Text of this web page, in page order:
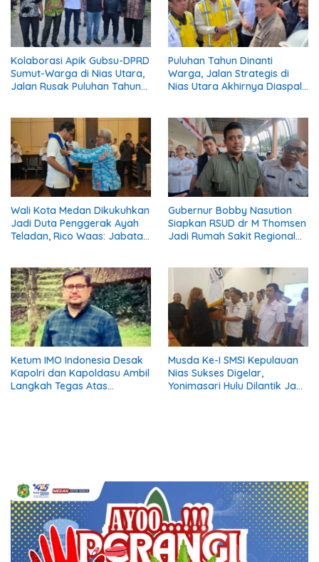
Kolaborasi Apik Gubsu-DPRD
Sumut-Warga di Nias Utara,
Jalan Rusak Puluhan Tahun
Puluhan Tahun Dinanti
Warga, Jalan Strategis di
Nias Utara Akhirnya Diaspal
Wali Kota Medan Dikukuhkan
Jadi Duta Penggerak Ayah
Teladan, Rico Waas: Jabatan
Gubernur Bobby Nasution
Siapkan RSUD dr M Thomsen
Jadi Rumah Sakit Regional
Ketum IMO Indonesia Desak
Kapolri dan Kapoldasu Ambil
Langkah Tegas Atas
Musda Ke-I SMSI Kepulauan
Nias Sukses Digelar,
Yonimasari Hulu Dilantik Jadi